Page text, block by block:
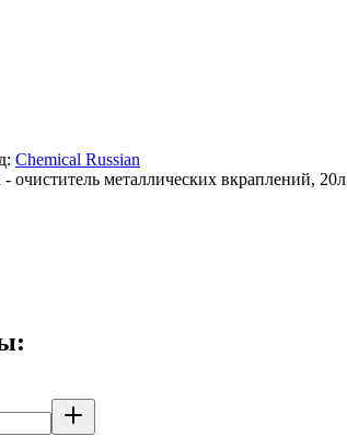
Chemical Russian
очиститель металлических вкраплений, 20л